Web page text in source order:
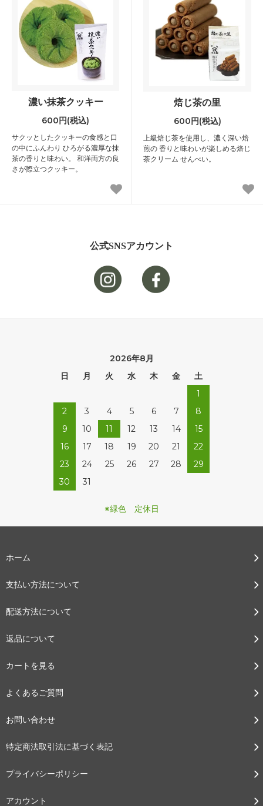
濃い抹茶クッキー
600円(税込)
サクッとしたクッキーの食感と口
の中にふんわり ひろがる濃厚な抹
茶の香りと味わい。 和洋両方の良
さが際立つクッキー。
焙じ茶の里
600円(税込)
上級焙じ茶を使用し、濃く深い焙
煎の 香りと味わいが楽しめる焙じ
茶クリーム せんべい。
公式SNSアカウント
2026年8月
日
月 火 水 木 金
土
1
2
3 4 5 6 7
8
9
10 11 12 13 14
15
16
17 18 19 20 21
22
23
24 25 26 27 28
29
30
31
※緑色 定休日
ホーム
支払い方法について
配送方法について
返品について
カートを見る
よくあるご質問
お問い合わせ
特定商法取引法に基づく表記
プライバシーポリシー
アカウント